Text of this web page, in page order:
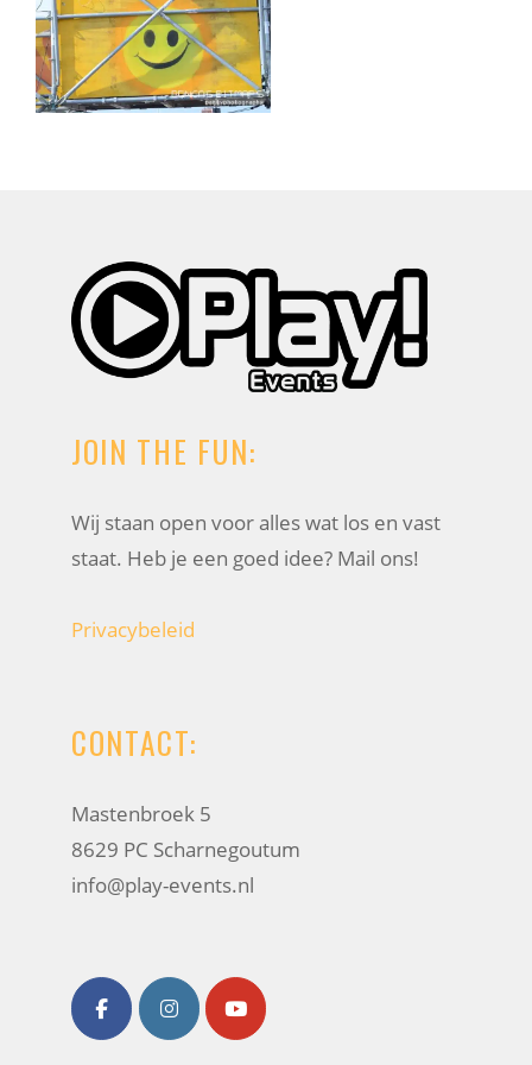
JOIN THE FUN:
Wij staan open voor alles wat los en vast
staat. Heb je een goed idee? Mail ons!
Privacybeleid
CONTACT:
Mastenbroek 5
8629 PC Scharnegoutum
info@play-events.nl